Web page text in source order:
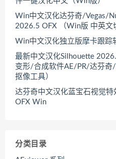
Win中文汉化达芬奇/Vegas/
2026.5 OFX （Win版 中英文
Win中文汉化独立版摩卡跟踪
最新中文汉化Silhouette
变形/合成软件AE/PR/达芬奇
抠像工具）
达芬奇中文汉化蓝宝石视觉
OFX Win
分类目录